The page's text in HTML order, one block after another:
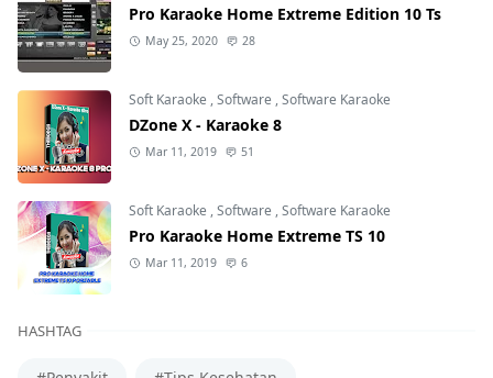
Pro Karaoke Home Extreme Edition 10 Ts
May 25, 2020 28
Soft Karaoke ,Software ,Software Karaoke
DZone X - Karaoke 8
Mar 11, 2019 51
Soft Karaoke ,Software ,Software Karaoke
Pro Karaoke Home Extreme TS 10
Mar 11, 2019 6
HASHTAG